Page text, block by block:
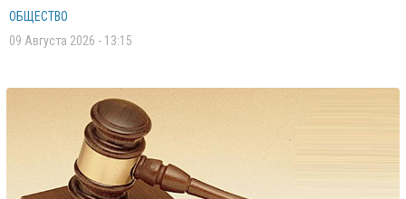
ОБЩЕСТВО
09 Августа 2026 - 13:15